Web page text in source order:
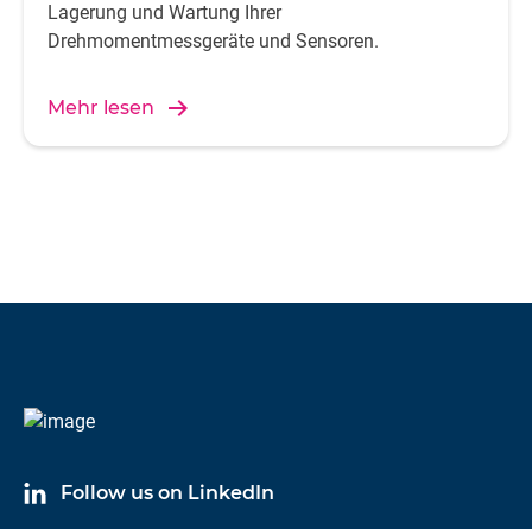
Lagerung und Wartung Ihrer
Drehmomentmessgeräte und Sensoren.
Mehr lesen
Follow us on LinkedIn